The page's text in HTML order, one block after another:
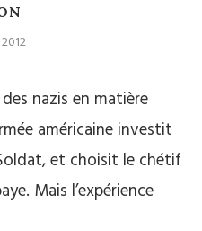
nazis en matière
américaine investit
et choisit le chétif
Mais l’expérience